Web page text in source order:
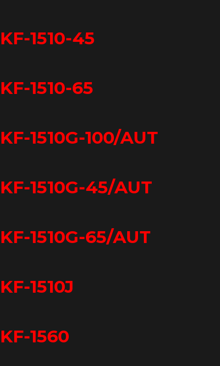
KF-1510-45
KF-1510-65
KF-1510G-100/AUT
KF-1510G-45/AUT
KF-1510G-65/AUT
KF-1510J
KF-1560